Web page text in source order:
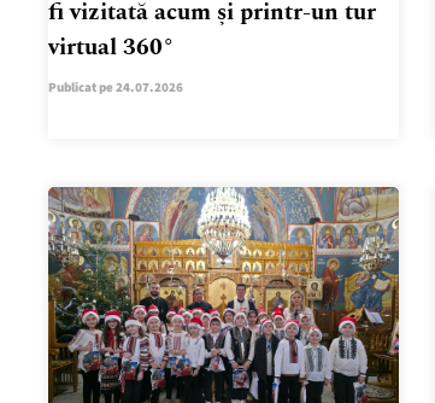
fi vizitată acum și printr-un tur
virtual 360°
Publicat pe 24.07.2026